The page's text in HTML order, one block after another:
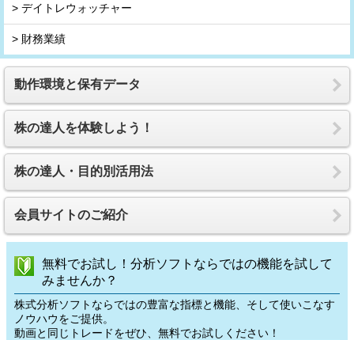
> デイトレウォッチャー
> 財務業績
動作環境と保有データ
株の達人を体験しよう！
株の達人・目的別活用法
会員サイトのご紹介
無料でお試し！分析ソフトならではの機能を試して
みませんか？
株式分析ソフトならではの豊富な指標と機能、そして使いこなす
ノウハウをご提供。
動画と同じトレードをぜひ、無料でお試しください！